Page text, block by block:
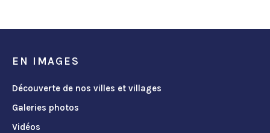
EN IMAGES
Découverte de nos villes et villages
Galeries photos
Vidéos